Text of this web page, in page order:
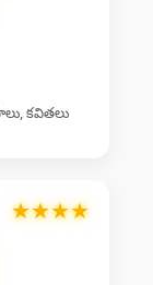
కవితలు
★★★★